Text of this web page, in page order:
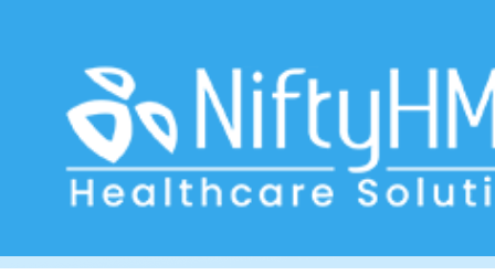
chiropractische behandelcentrum